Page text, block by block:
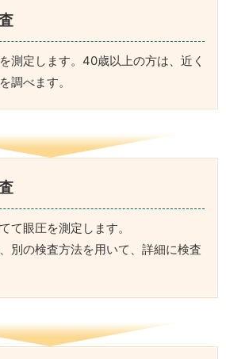
測定します。40歳以上の方は、近く
調べます。
て眼圧を測定します。
別の検査方法を用いて、詳細に検査